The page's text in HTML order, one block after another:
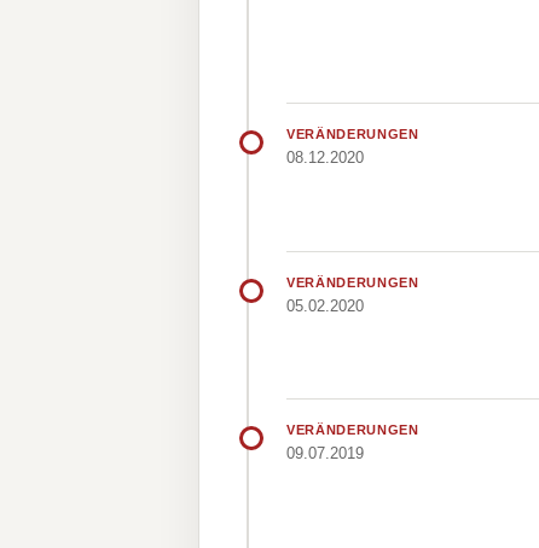
VERÄNDERUNGEN
08.12.2020
VERÄNDERUNGEN
05.02.2020
VERÄNDERUNGEN
09.07.2019